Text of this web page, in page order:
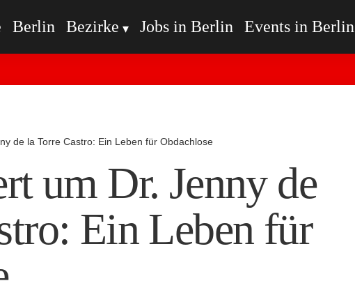
Berlin Bezirke Jobs in Berlin Events in Berlin
de la Torre Castro: Ein Leben für Obdachlose
um Dr. Jenny de
Ein Leben für